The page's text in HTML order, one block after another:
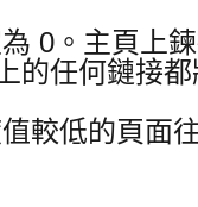
0。主頁上
的任何鏈接
較低的頁面